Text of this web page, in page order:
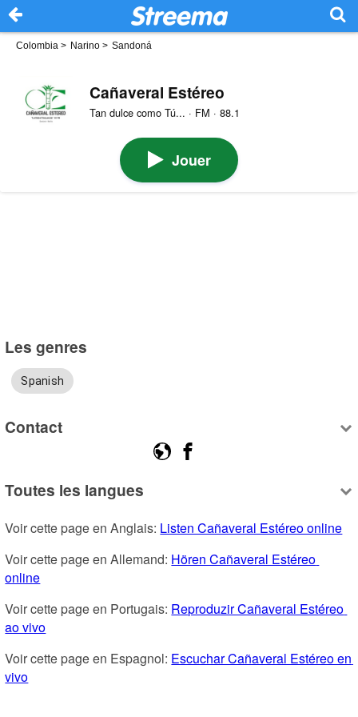
Colombia > Narino > Sandoná
Cañaveral Estéreo
Tan dulce como Tú... · FM · 88.1
Jouer
Les genres
Spanish
Contact
Toutes les langues
Voir cette page en Anglais: Listen Cañaveral Estéreo online
Voir cette page en Allemand: Hören Cañaveral Estéreo
online
Voir cette page en Portugais: Reproduzir Cañaveral Estéreo
ao vivo
Voir cette page en Espagnol: Escuchar Cañaveral Estéreo en
vivo